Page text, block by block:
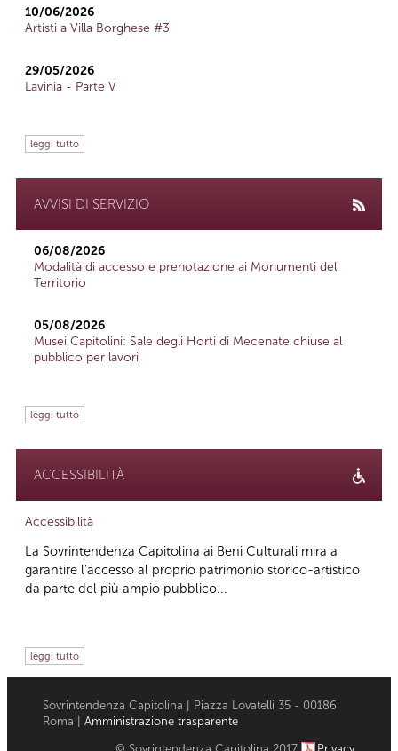
10/06/2026
Artisti a Villa Borghese #3
29/05/2026
Lavinia - Parte V
leggi tutto
AVVISI DI SERVIZIO
06/08/2026
Modalità di accesso e prenotazione ai Monumenti del
Territorio
05/08/2026
Musei Capitolini: Sale degli Horti di Mecenate chiuse al
pubblico per lavori
leggi tutto
ACCESSIBILITÀ
Accessibilità
La Sovrintendenza Capitolina ai Beni Culturali mira a
garantire l’accesso al proprio patrimonio storico-artistico
da parte del più ampio pubblico...
leggi tutto
Sovrintendenza Capitolina | Piazza Lovatelli 35 - 00186
Roma | Amministrazione trasparente